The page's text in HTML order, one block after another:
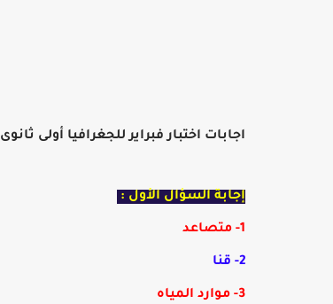
اجابات اختبار فبراير للجغرافيا أولى ثانوى
إجابة السؤال الأول :
1- متصاعد
2- قنا
3- موارد المياه